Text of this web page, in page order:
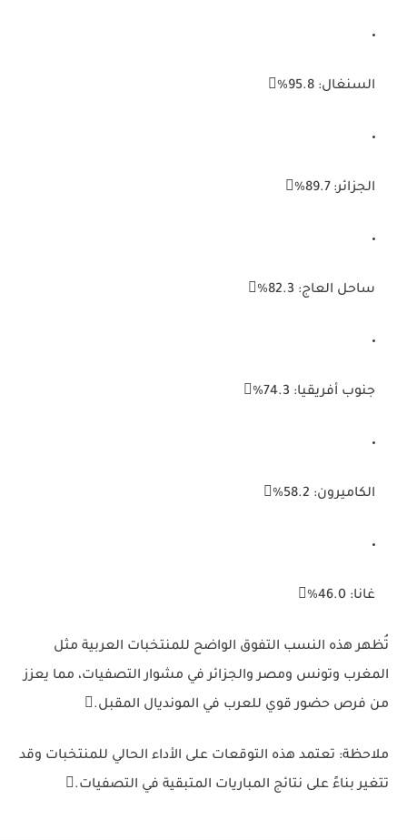
السنغال:
الجزائر: 89.7%
ساحل العاج:
جنوب أفريقيا:
الكاميرون:
غانا:
تُظهر هذه النسب التفوق الواضح للمنتخبات العربية مثل
المغرب وتونس ومصر والجزائر في مشوار التصفيات، مما يعزز
من فرص حضور قوي للعرب في المونديال المقبل.
ملاحظة: تعتمد هذه التوقعات على الأداء الحالي للمنتخبات وقد
تتغير بناءً على نتائج المباريات المتبقية في التصفيات.